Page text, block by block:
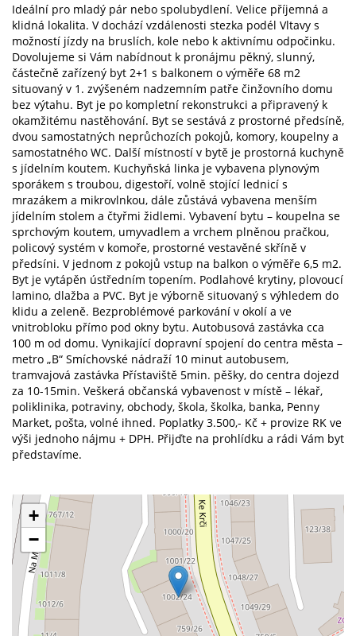
Ideální pro mladý pár nebo spolubydlení. Velice příjemná a
klidná lokalita. V dochází vzdálenosti stezka podél Vltavy s
možností jízdy na bruslích, kole nebo k aktivnímu odpočinku.
Dovolujeme si Vám nabídnout k pronájmu pěkný, slunný,
částečně zařízený byt 2+1 s balkonem o výměře 68 m2
situovaný v 1. zvýšeném nadzemním patře činžovního domu
bez výtahu. Byt je po kompletní rekonstrukci a připravený k
okamžitému nastěhování. Byt se sestává z prostorné předsíně,
dvou samostatných neprůchozích pokojů, komory, koupelny a
samostatného WC. Další místností v bytě je prostorná kuchyně
s jídelním koutem. Kuchyňská linka je vybavena plynovým
sporákem s troubou, digestoří, volně stojící lednicí s
mrazákem a mikrovlnkou, dále zůstává vybavena menším
jídelním stolem a čtyřmi židlemi. Vybavení bytu – koupelna se
sprchovým koutem, umyvadlem a vrchem plněnou pračkou,
policový systém v komoře, prostorné vestavěné skříně v
předsíni. V jednom z pokojů vstup na balkon o výměře 6,5 m2.
Byt je vytápěn ústředním topením. Podlahové krytiny, plovoucí
lamino, dlažba a PVC. Byt je výborně situovaný s výhledem do
klidu a zeleně. Bezproblémové parkování v okolí a ve
vnitrobloku přímo pod okny bytu. Autobusová zastávka cca
100 m od domu. Vynikající dopravní spojení do centra města –
metro „B“ Smíchovské nádraží 10 minut autobusem,
tramvajová zastávka Přístaviště 5min. pěšky, do centra dojezd
za 10-15min. Veškerá občanská vybavenost v místě – lékař,
poliklinika, potraviny, obchody, škola, školka, banka, Penny
Market, pošta, volné ihned. Poplatky 3.500,- Kč + provize RK ve
výši jednoho nájmu + DPH. Přijďte na prohlídku a rádi Vám byt
představíme.
+
−